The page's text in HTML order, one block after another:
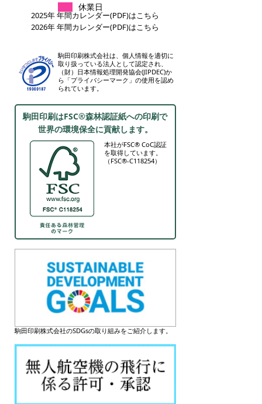
休業日
2025年 年間カレンダー(PDF)はこちら
2026年 年間カレンダー(PDF)はこちら
駒田印刷株式会社は、個人情報を適切に
取り扱っている法人として認定され、
（財）日本情報処理開発協会(JIPDEC)か
ら「プライバシーマーク」の使用を認め
られています。
駒田印刷はFSC®森林認証紙への印刷で
世界の環境保全に貢献します。
本社がFSC® CoC認証
を取得しています。
（FSC®-C118254）
駒田印刷株式会社のSDGsの取り組みをご紹介します。